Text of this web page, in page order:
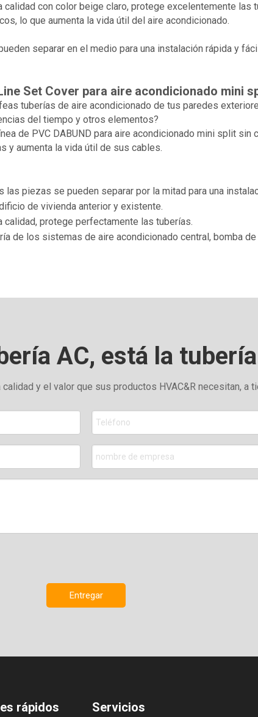
calidad con color beige claro, protege excelentemente
lo que aumenta la vida útil del aire acondicionado.
separar en el medio para una instalación rápida y
Set Cover para aire acondicionado mini
tuberías de aire acondicionado de tus paredes
del tiempo y otros elementos?
de PVC DABUND para aire acondicionado mini split
y aumenta la vida útil de sus cables.
las piezas se pueden separar por la mitad para una
de vivienda anterior y existente.
calidad, protege perfectamente las tuberías.
de los sistemas de aire acondicionado central, bomba
AC, está la
y el valor que sus productos HVAC&R necesitan, a
Entregar
rápidos Servicios